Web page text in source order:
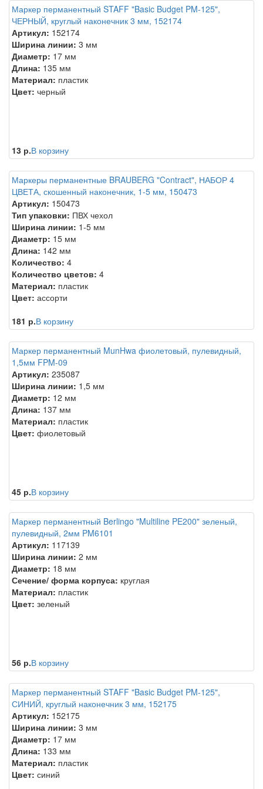
Маркер перманентный STAFF "Basic Budget PM-125",
ЧЕРНЫЙ, круглый наконечник 3 мм, 152174
Артикул: 152174
Ширина линии: 3 мм
Диаметр: 17 мм
Длина: 135 мм
Материал: пластик
Цвет: черный
13 р.В корзину
Маркеры перманентные BRAUBERG "Contract", НАБОР 4
ЦВЕТА, скошенный наконечник, 1-5 мм, 150473
Артикул: 150473
Тип упаковки: ПВХ чехол
Ширина линии: 1-5 мм
Диаметр: 15 мм
Длина: 142 мм
Количество: 4
Количество цветов: 4
Материал: пластик
Цвет: ассорти
181 р.В корзину
Маркер перманентный MunHwa фиолетовый, пулевидный,
1,5мм FPM-09
Артикул: 235087
Ширина линии: 1,5 мм
Диаметр: 12 мм
Длина: 137 мм
Материал: пластик
Цвет: фиолетовый
45 р.В корзину
Маркер перманентный Berlingo "Multiline PE200" зеленый,
пулевидный, 2мм PM6101
Артикул: 117139
Ширина линии: 2 мм
Диаметр: 18 мм
Сечение/ форма корпуса: круглая
Материал: пластик
Цвет: зеленый
56 р.В корзину
Маркер перманентный STAFF "Basic Budget PM-125",
СИНИЙ, круглый наконечник 3 мм, 152175
Артикул: 152175
Ширина линии: 3 мм
Диаметр: 17 мм
Длина: 133 мм
Материал: пластик
Цвет: синий